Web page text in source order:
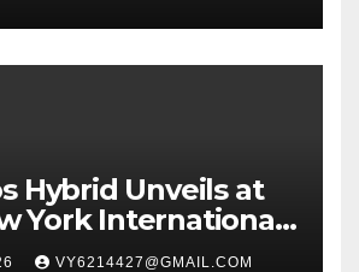
Hybrid Unveils at
York International
VY6214427@GMAIL.COM